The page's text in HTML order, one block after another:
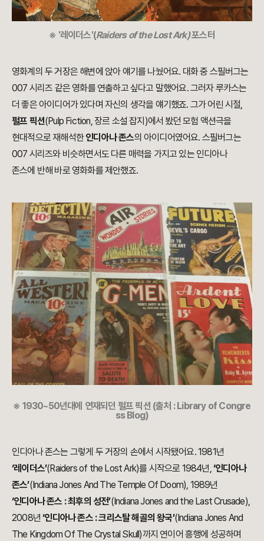
※ '레이더스'(Raiders of the Lost Ark)포스터
영화계의 두 거장은 해변에 앉아 얘기를 나눴어요. 대화 중 스필버그는
007 시리즈 같은 영화를 연출하고 싶다고 말했어요. 그러자 루카스는
더 좋은 아이디어가 있다며 자신의 생각을 얘기했죠. 그가 어린 시절,
펄프 픽션(Pulp Fiction, 장르 소설 잡지)에서 봤던 모험 액션극을
현대적으로 재해석한인디아나 존스의 아이디어였어요. 스필버그는
007 시리즈와 비슷하면서도 다른 매력을 가지고 있는 인디아나
존스에 반해 바로 영화화를 제안했죠.
※ 1930~50년대에 연재되던 펄프 픽션 (출처 : Library of Congre
ss Blog)
인디아나 존스는 그렇게 두 거장의 손에서 시작됐어요. 1981년
‘레이더스’(Raiders of the Lost Ark)를 시작으로 1984년,‘인디아나
존스’(Indiana Jones And The Temple Of Doom), 1989년
‘인디아나 존스 : 최후의 성전’(Indiana Jones and the Last Crusade),
2008년‘인디아나 존스 : 크리스탈 해골의 왕국’(Indiana Jones And
The Kingdom Of The Crystal Skull)까지 연이어 흥행에 성공하며